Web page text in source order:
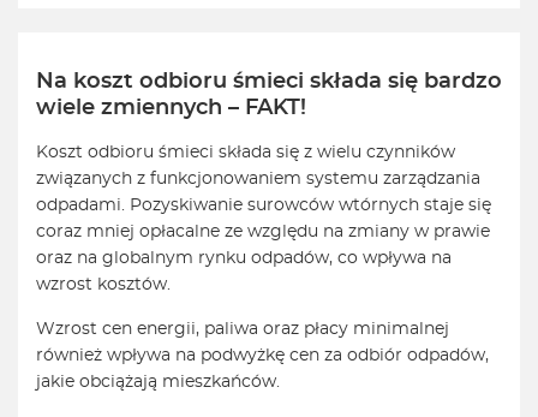
Na koszt odbioru śmieci składa się bardzo
wiele zmiennych – FAKT!
Koszt odbioru śmieci składa się z wielu czynników
związanych z funkcjonowaniem systemu zarządzania
odpadami. Pozyskiwanie surowców wtórnych staje się
coraz mniej opłacalne ze względu na zmiany w prawie
oraz na globalnym rynku odpadów, co wpływa na
wzrost kosztów.
Wzrost cen energii, paliwa oraz płacy minimalnej
również wpływa na podwyżkę cen za odbiór odpadów,
jakie obciążają mieszkańców.